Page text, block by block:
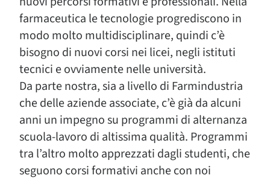
farmaceutica le tecnologie progrediscono in
modo molto multidisciplinare, quindi c’è
bisogno di nuovi corsi nei licei, negli istituti
tecnici e ovviamente nelle università.
Da parte nostra, sia a livello di Farmindustria
che delle aziende associate, c’è già da alcuni
anni un impegno su programmi di alternanza
scuola-lavoro di altissima qualità. Programmi
tra l’altro molto apprezzati dagli studenti, che
seguono corsi formativi anche con noi